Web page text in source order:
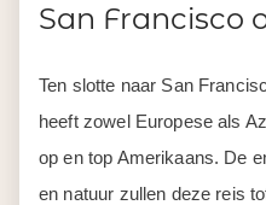
San Francisco
Ten slotte naar San
heeft zowel Europese als
op en top Amerikaans. De
en natuur zullen deze reis